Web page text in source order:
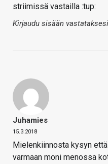
striimissä vastailla :tup:
Kirjaudu sisään vastataksesi
Juhamies
15.3.2018
Mielenkiinnosta kysyn
varmaan moni menossa